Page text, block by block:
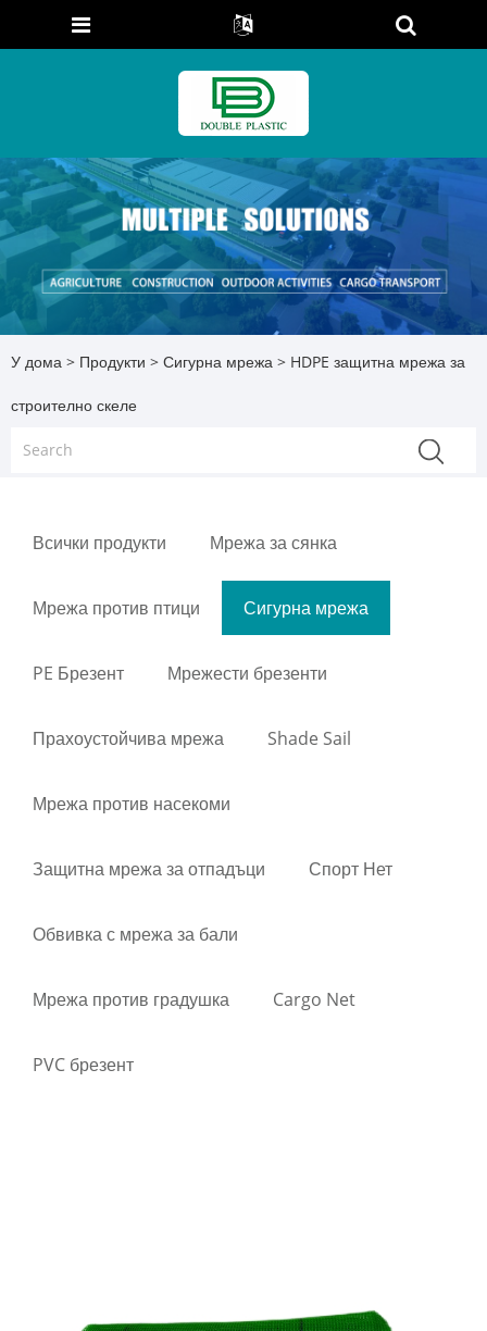
У дома > Продукти > Сигурна мрежа > HDPE защитна мрежа за
строително скеле
Всички продукти Мрежа за сянка
Мрежа против птици Сигурна мрежа
PE Брезент Мрежести брезенти
Прахоустойчива мрежа Shade Sail
Мрежа против насекоми
Защитна мрежа за отпадъци Спорт Нет
Обвивка с мрежа за бали
Мрежа против градушка Cargo Net
PVC брезент